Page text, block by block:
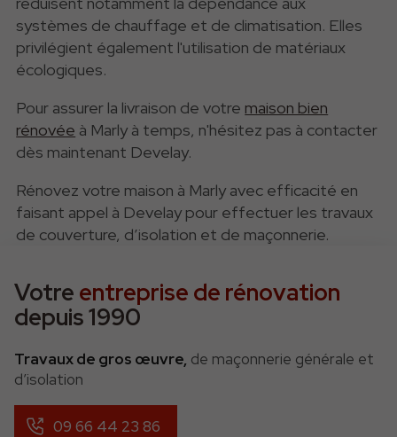
systèmes de chauffage et de climatisation. Elles
privilégient également l'utilisation de matériaux
écologiques.
Pour assurer la livraison de votre maison bien
rénovée à Marly à temps, n'hésitez pas à contacter
dès maintenant Develay.
Rénovez votre maison à Marly avec efficacité en
faisant appel à Develay pour effectuer les travaux
de couverture, d’isolation et de maçonnerie.
Votre entreprise de rénovation
depuis 1990
Travaux de gros œuvre, de maçonnerie générale et
d’isolation
09 66 44 23 86